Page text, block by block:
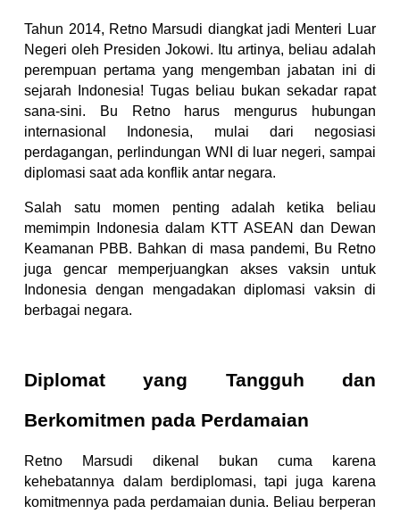
Tahun 2014, Retno Marsudi diangkat jadi Menteri Luar
Negeri oleh Presiden Jokowi. Itu artinya, beliau adalah
perempuan pertama yang mengemban jabatan ini di
sejarah Indonesia! Tugas beliau bukan sekadar rapat
sana-sini. Bu Retno harus mengurus hubungan
internasional Indonesia, mulai dari negosiasi
perdagangan, perlindungan WNI di luar negeri, sampai
diplomasi saat ada konflik antar negara.
Salah satu momen penting adalah ketika beliau
memimpin Indonesia dalam KTT ASEAN dan Dewan
Keamanan PBB. Bahkan di masa pandemi, Bu Retno
juga gencar memperjuangkan akses vaksin untuk
Indonesia dengan mengadakan diplomasi vaksin di
berbagai negara.
Diplomat yang Tangguh dan
Berkomitmen pada Perdamaian
Retno Marsudi dikenal bukan cuma karena
kehebatannya dalam berdiplomasi, tapi juga karena
komitmennya pada perdamaian dunia. Beliau berperan